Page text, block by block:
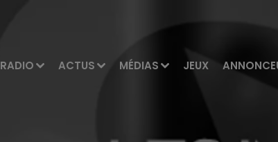
RADIO ACTUS MÉDIAS JEUX